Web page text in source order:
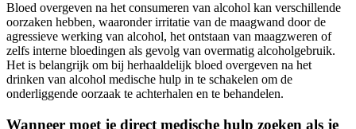
Bloed overgeven na het consumeren van alcohol kan verschillende
oorzaken hebben, waaronder irritatie van de maagwand door de
agressieve werking van alcohol, het ontstaan van maagzweren of
zelfs interne bloedingen als gevolg van overmatig alcoholgebruik.
Het is belangrijk om bij herhaaldelijk bloed overgeven na het
drinken van alcohol medische hulp in te schakelen om de
onderliggende oorzaak te achterhalen en te behandelen.
Wanneer moet je direct medische hulp zoeken als je